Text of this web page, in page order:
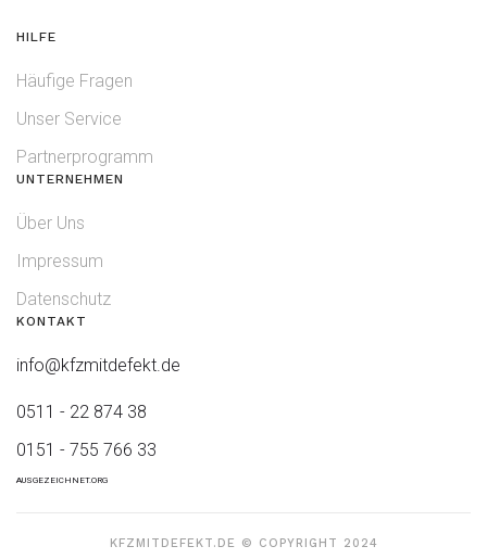
HILFE
Häufige Fragen
Unser Service
Partnerprogramm
UNTERNEHMEN
Über Uns
Impressum
Datenschutz
KONTAKT
info@kfzmitdefekt.de
0511 - 22 874 38
0151 - 755 766 33
AUSGEZEICHNET.ORG
KFZMITDEFEKT.DE © COPYRIGHT 2024